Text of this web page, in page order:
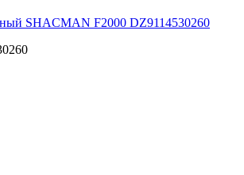
SHACMAN F2000 DZ9114530260